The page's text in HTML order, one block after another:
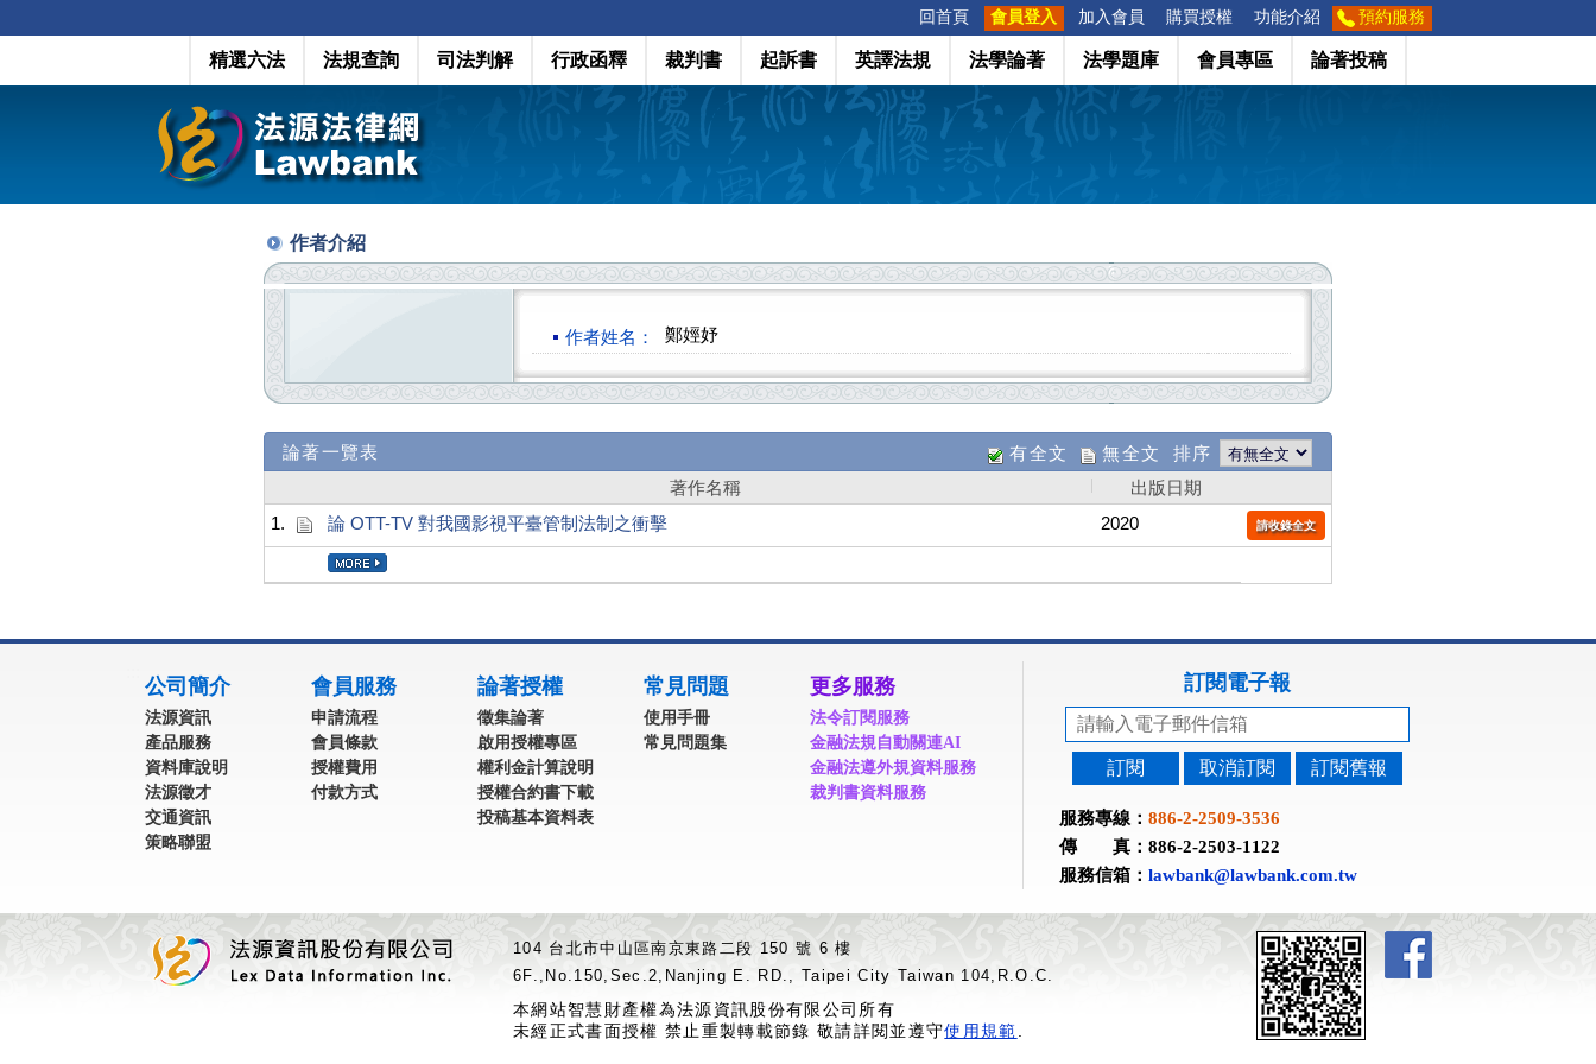
回首頁 會員登入 加入會員 購買授權 功能介紹 預約服務
精選六法 法規查詢 司法判解 行政函釋 裁判書 起訴書 英譯法規 法學論著 法學題庫 會員專區 論著投稿
作者介紹
作者姓名： 鄭娙妤
論著一覽表 有全文 無全文 排序
著作名稱
出版日期
1.
論 OTT-TV 對我國影視平臺管制法制之衝擊 2020 請收錄全文
公司簡介
法源資訊
產品服務
資料庫說明
法源徵才
交通資訊
策略聯盟
會員服務
申請流程
會員條款
授權費用
付款方式
論著授權
徵集論著
啟用授權專區
權利金計算說明
授權合約書下載
投稿基本資料表
常見問題
使用手冊
常見問題集
更多服務
法令訂閱服務
金融法規自動關連AI
金融法遵外規資料服務
裁判書資料服務
訂閱電子報
訂閱 取消訂閱 訂閱舊報
服務專線： 886-2-2509-3536
傳 真：886-2-2503-1122
服務信箱： lawbank@lawbank.com.tw
104 台北市中山區南京東路二段 150 號 6 樓
6F.,No.150,Sec.2,Nanjing E. RD., Taipei City Taiwan 104,R.O.C.
本網站智慧財產權為法源資訊股份有限公司所有
未經正式書面授權 禁止重製轉載節錄 敬請詳閱並遵守使用規範